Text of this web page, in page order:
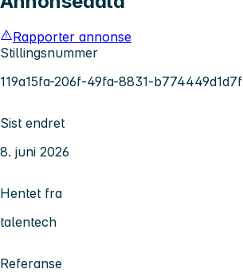
Rapporter annonse
Stillingsnummer
119a15fa-206f-49fa-8831-b774449d1d7f
Sist endret
8. juni 2026
Hentet fra
talentech
Referanse